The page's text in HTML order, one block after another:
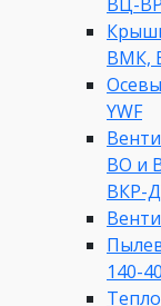
ВМК,
YWF
ВО и
ВКР-
140-40